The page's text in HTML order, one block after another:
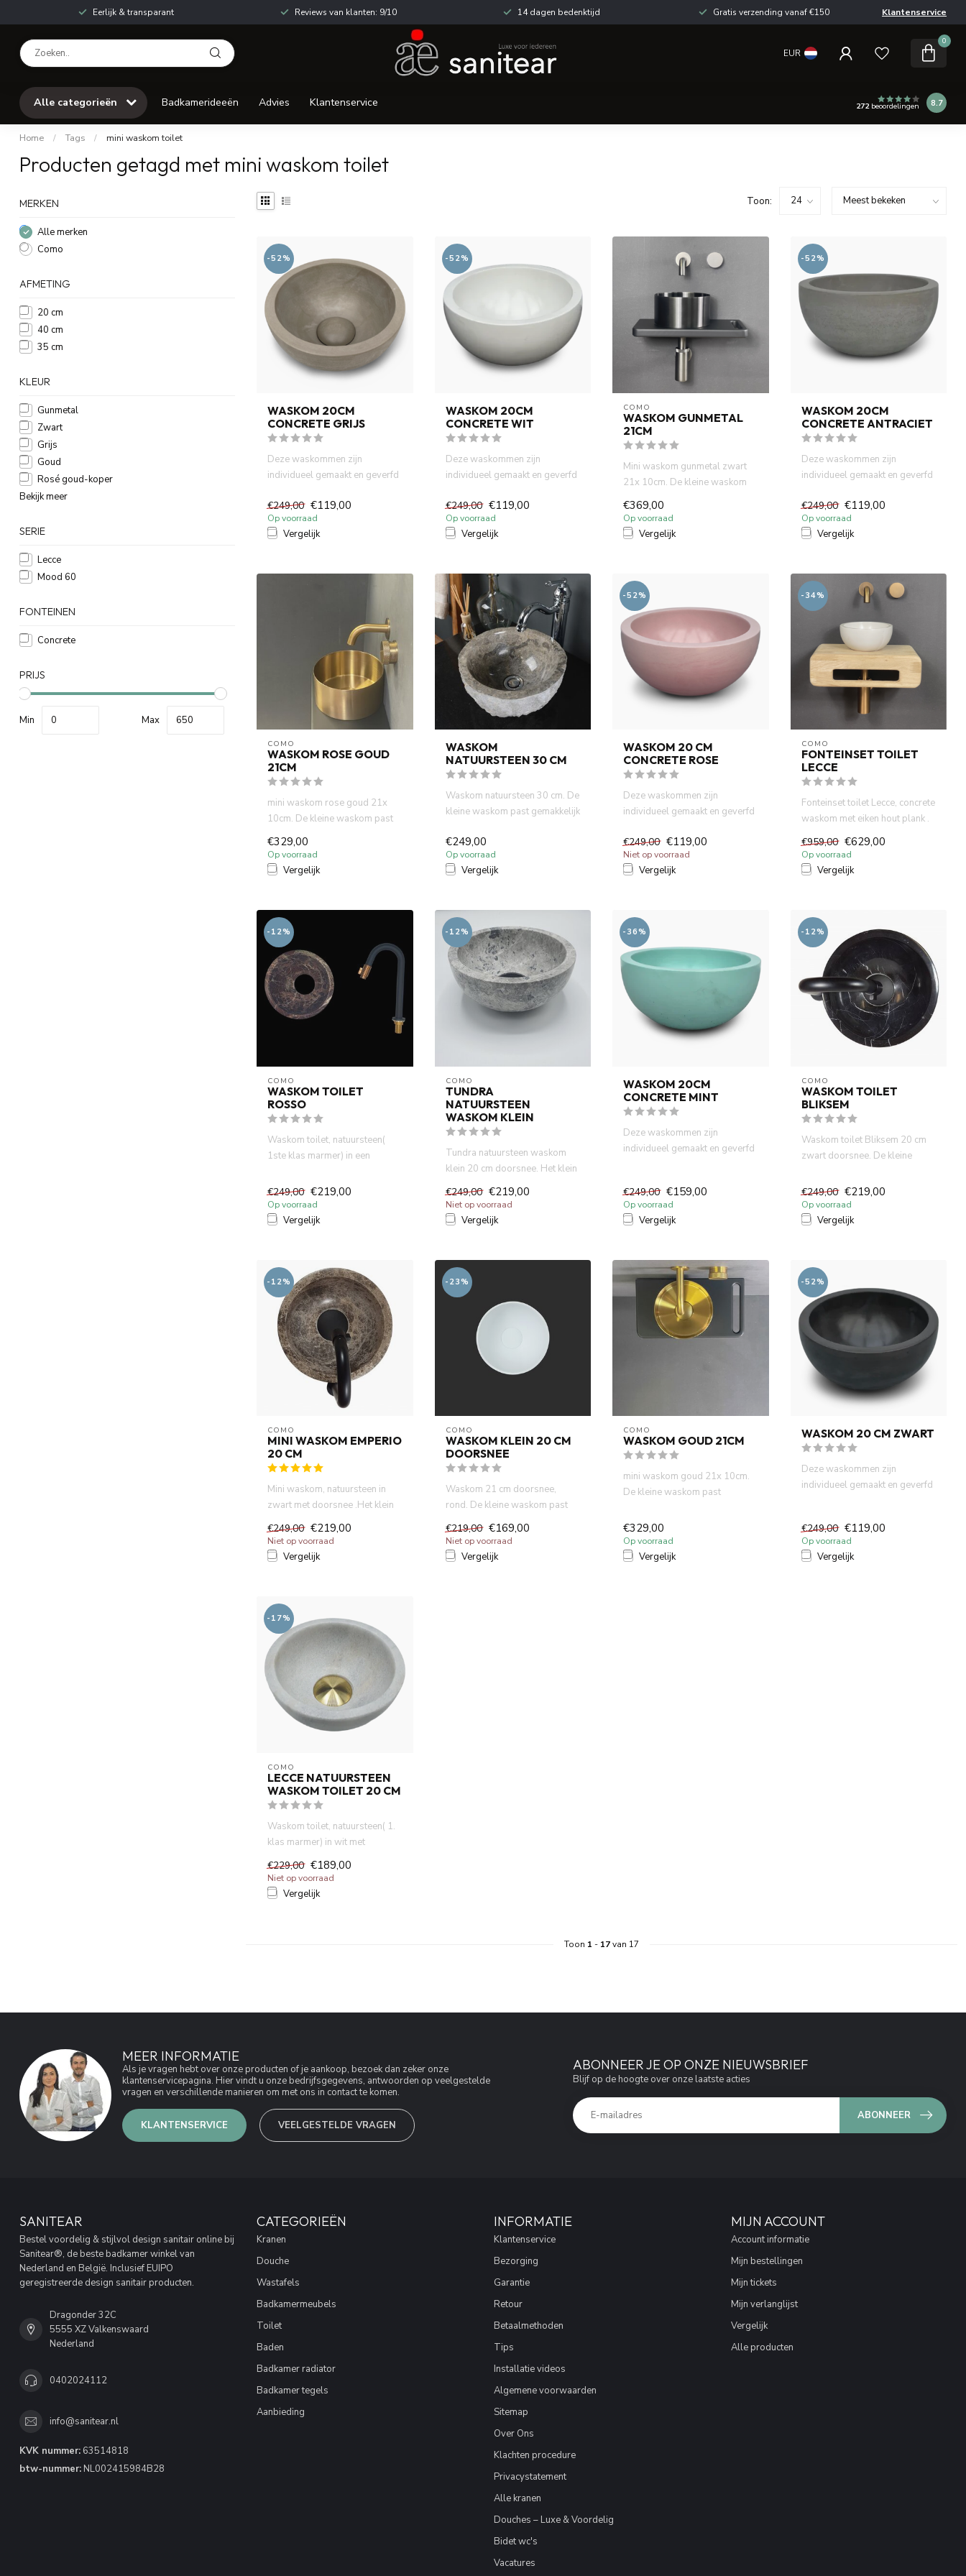
Eerlijk & transparant Reviews van klanten: 9/10 14 dagen bedenktijd Gratis verzending vanaf €150 Klantenservice
EUR
0
Alle categorieën Badkamerideeën Advies Klantenservice 272beoordelingen 8.7
Home / Tags / mini waskom toilet
Producten getagd met mini waskom toilet
MERKEN
Alle merken
Como
AFMETING
20 cm
40 cm
35 cm
KLEUR
Gunmetal
Zwart
Grijs
Goud
Rosé goud-koper
Bekijk meer
SERIE
Lecce
Mood 60
FONTEINEN
Concrete
PRIJS
Min Max
Toon:
-52%
WASKOM 20CM
CONCRETE GRIJS
Deze waskommen zijn
individueel gemaakt en geverfd
€249,00 €119,00
Op voorraad
Vergelijk
-52%
WASKOM 20CM
CONCRETE WIT
Deze waskommen zijn
individueel gemaakt en geverfd
€249,00 €119,00
Op voorraad
Vergelijk
COMO
WASKOM GUNMETAL
21CM
Mini waskom gunmetal zwart
21x 10cm. De kleine waskom
€369,00
Op voorraad
Vergelijk
-52%
WASKOM 20CM
CONCRETE ANTRACIET
Deze waskommen zijn
individueel gemaakt en geverfd
€249,00 €119,00
Op voorraad
Vergelijk
COMO
WASKOM ROSE GOUD
21CM
mini waskom rose goud 21x
10cm. De kleine waskom past
gemakkelijk op uw plank, ...
€329,00
Op voorraad
Vergelijk
WASKOM
NATUURSTEEN 30 CM
Waskom natuursteen 30 cm. De
kleine waskom past gemakkelijk
€249,00
Op voorraad
Vergelijk
-52%
WASKOM 20 CM
CONCRETE ROSE
Deze waskommen zijn
individueel gemaakt en geverfd
€249,00 €119,00
Niet op voorraad
Vergelijk
-34%
COMO
FONTEINSET TOILET
LECCE
Fonteinset toilet Lecce, concrete
waskom met eiken hout plank .
Incl. rose goud ...
€959,00 €629,00
Op voorraad
Vergelijk
-12%
COMO
WASKOM TOILET
ROSSO
Waskom toilet, natuursteen(
1ste klas marmer) in een
€249,00 €219,00
Op voorraad
Vergelijk
-12%
COMO
TUNDRA
NATUURSTEEN
WASKOM KLEIN
Tundra natuursteen waskom
klein 20 cm doorsnee. Het klein
€249,00 €219,00
Niet op voorraad
Vergelijk
-36%
WASKOM 20CM
CONCRETE MINT
Deze waskommen zijn
individueel gemaakt en geverfd
€249,00 €159,00
Op voorraad
Vergelijk
-12%
COMO
WASKOM TOILET
BLIKSEM
Waskom toilet Bliksem 20 cm
zwart doorsnee. De kleine
€249,00 €219,00
Op voorraad
Vergelijk
-12%
COMO
MINI WASKOM EMPERIO
20 CM
Mini waskom, natuursteen in
zwart met doorsnee .Het klein
zwart waskom slot uw m...
€249,00 €219,00
Niet op voorraad
Vergelijk
-23%
COMO
WASKOM KLEIN 20 CM
DOORSNEE
Waskom 21 cm doorsnee,
rond. De kleine waskom past
precies op uw massief houten...
€219,00 €169,00
Niet op voorraad
Vergelijk
COMO
WASKOM GOUD 21CM
mini waskom goud 21x 10cm.
De kleine waskom past
fonte...
€329,00
Op voorraad
Vergelijk
-52%
WASKOM 20 CM ZWART
Deze waskommen zijn
individueel gemaakt en geverfd
€249,00 €119,00
Op voorraad
Vergelijk
-17%
COMO
LECCE NATUURSTEEN
WASKOM TOILET 20 CM
Waskom toilet, natuursteen( 1.
klas marmer) in wit met
€229,00 €189,00
Niet op voorraad
Vergelijk
Toon 1 - 17van 17
MEER INFORMATIE
Als je vragen hebt over onze producten of je aankoop, bezoek dan zeker onze
klantenservicepagina. Hier vindt u onze bedrijfsgegevens, antwoorden op veelgestelde
vragen en verschillende manieren om met ons in contact te komen.
KLANTENSERVICE VEELGESTELDE VRAGEN
ABONNEER JE OP ONZE NIEUWSBRIEF
Blijf op de hoogte over onze laatste acties
ABONNEER
SANITEAR
Bestel voordelig & stijlvol design sanitair online bij
Sanitear®, de beste badkamer winkel van
Nederland en België. Inclusief EUIPO
geregistreerde design sanitair producten.
Dragonder 32C
5555 XZ Valkenswaard
Nederland
0402024112
info@sanitear.nl
KVK nummer: 63514818
btw-nummer: NL002415984B28
CATEGORIEËN
Kranen
Douche
Wastafels
Badkamermeubels
Toilet
Baden
Badkamer radiator
Badkamer tegels
Aanbieding
INFORMATIE
Klantenservice
Bezorging
Garantie
Retour
Betaalmethoden
Tips
Installatie videos
Algemene voorwaarden
Sitemap
Over Ons
Klachten procedure
Privacystatement
Alle kranen
Douches – Luxe & Voordelig
Bidet wc's
Vacatures
MIJN ACCOUNT
Account informatie
Mijn bestellingen
Mijn tickets
Mijn verlanglijst
Vergelijk
Alle producten